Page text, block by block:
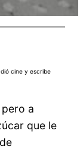
cine y escribe
a
que le